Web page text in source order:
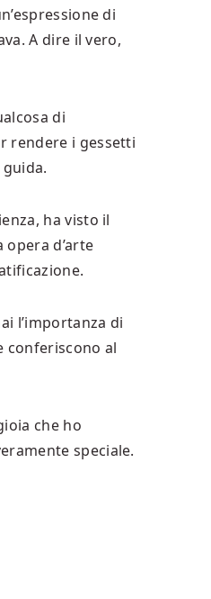
di
A dire il vero,
di
rendere i gessetti
ha visto il
d’arte
l’importanza di
conferiscono al
che ho
speciale.